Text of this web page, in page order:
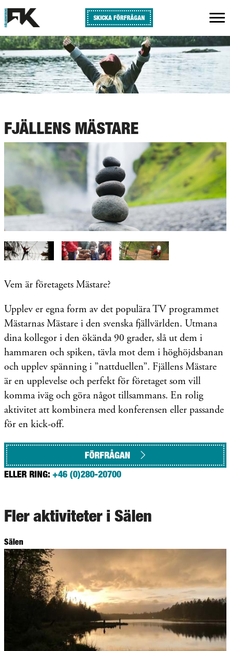
SKICKA FÖRFRÅGAN
FJÄLLENS MÄSTARE
Vem är företagets Mästare?
Upplev er egna form av det populära TV programmet
Mästarnas Mästare i den svenska fjällvärlden. Utmana
dina kollegor i den ökända 90 grader, slå ut dem i
hammaren och spiken, tävla mot dem i höghöjdsbanan
och upplev spänning i ”nattduellen”. Fjällens Mästare
är en upplevelse och perfekt för företaget som vill
komma iväg och göra något tillsammans. En rolig
aktivitet att kombinera med konferensen eller passande
för en kick-off.
FÖRFRÅGAN
ELLER RING: +46 (0)280-20700
Fler aktiviteter i Sälen
Sälen